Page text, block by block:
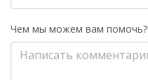
Чем мы можем вам помочь?